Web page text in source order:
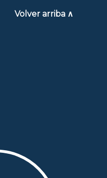
Volver arriba ∧